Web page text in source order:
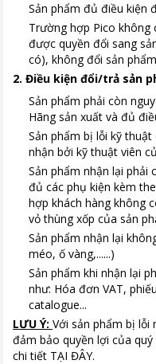
Sản phẩm đủ điều kiện
Trường hợp Pico không
được quyền đổi sang
có), không đổi sản
2. Điều kiện đổi/trả sản
Sản phẩm phải còn
Hãng sản xuất và đủ
Sản phẩm bị lỗi kỹ
nhận bởi kỹ thuật viên
Sản phẩm nhận lại phải
đủ các phụ kiện kèm
hợp khách hàng không
vỏ thùng xốp của sản
Sản phẩm nhận lại
méo, ố vàng,......)
Sản phẩm khi nhận lại
như: Hóa đơn VAT,
catalogue...
LƯU Ý: Với sản phẩm bị lỗi
đảm bảo quyền lợi của
chi tiết TẠI ĐÂY.